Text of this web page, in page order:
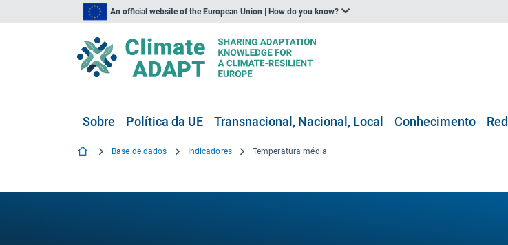
An official website of the European Union | How do you know?
Sobre Política da UE Transnacional, Nacional, Local Conhecimento
Base de dados Indicadores Temperatura média